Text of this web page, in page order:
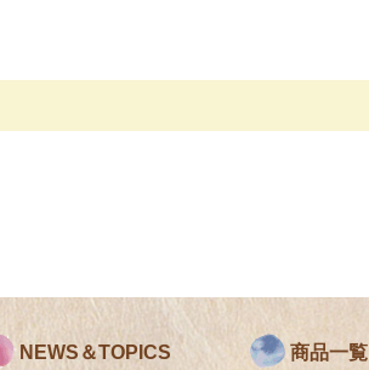
NEWS＆TOPICS 商品一覧